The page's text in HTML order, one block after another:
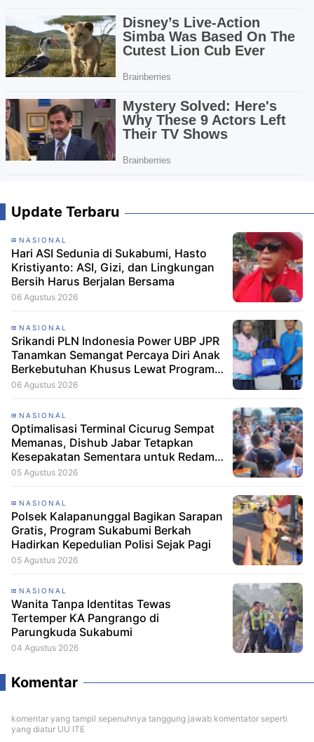
Update Terbaru
NASIONAL
Hari ASI Sedunia di Sukabumi, Hasto
Kristiyanto: ASI, Gizi, dan Lingkungan
Bersih Harus Berjalan Bersama
06 Agustus 2026
NASIONAL
Srikandi PLN Indonesia Power UBP JPR
Tanamkan Semangat Percaya Diri Anak
Berkebutuhan Khusus Lewat Program
Srikandi Mengajar
06 Agustus 2026
NASIONAL
Optimalisasi Terminal Cicurug Sempat
Memanas, Dishub Jabar Tetapkan
Kesepakatan Sementara untuk Redam
Ketegangan
05 Agustus 2026
NASIONAL
Polsek Kalapanunggal Bagikan Sarapan
Gratis, Program Sukabumi Berkah
Hadirkan Kepedulian Polisi Sejak Pagi
05 Agustus 2026
NASIONAL
Wanita Tanpa Identitas Tewas
Tertemper KA Pangrango di
Parungkuda Sukabumi
04 Agustus 2026
Komentar
komentar yang tampil sepenuhnya tanggung jawab komentator seperti
yang diatur UU ITE